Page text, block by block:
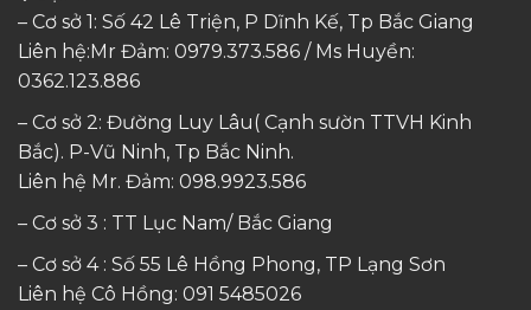
– Cơ sở 1: Số 42 Lê Triện, P Dĩnh Kế, Tp Bắc Giang
Liên hệ:Mr Đảm: 0979.373.586 / Ms Huyền:
0362.123.886
– Cơ sở 2: Đường Luy Lâu( Cạnh sườn TTVH Kinh
Bắc). P-Vũ Ninh, Tp Bắc Ninh.
Liên hệ Mr. Đảm: 098.9923.586
– Cơ sở 3 : TT Lục Nam/ Bắc Giang
– Cơ sở 4 : Số 55 Lê Hồng Phong, TP Lạng Sơn
Liên hệ Cô Hồng: 091 5485026